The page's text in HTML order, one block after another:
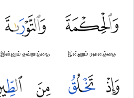
இன்னும் ஞானத்தை
இன்னும் தவ்றாத்தை